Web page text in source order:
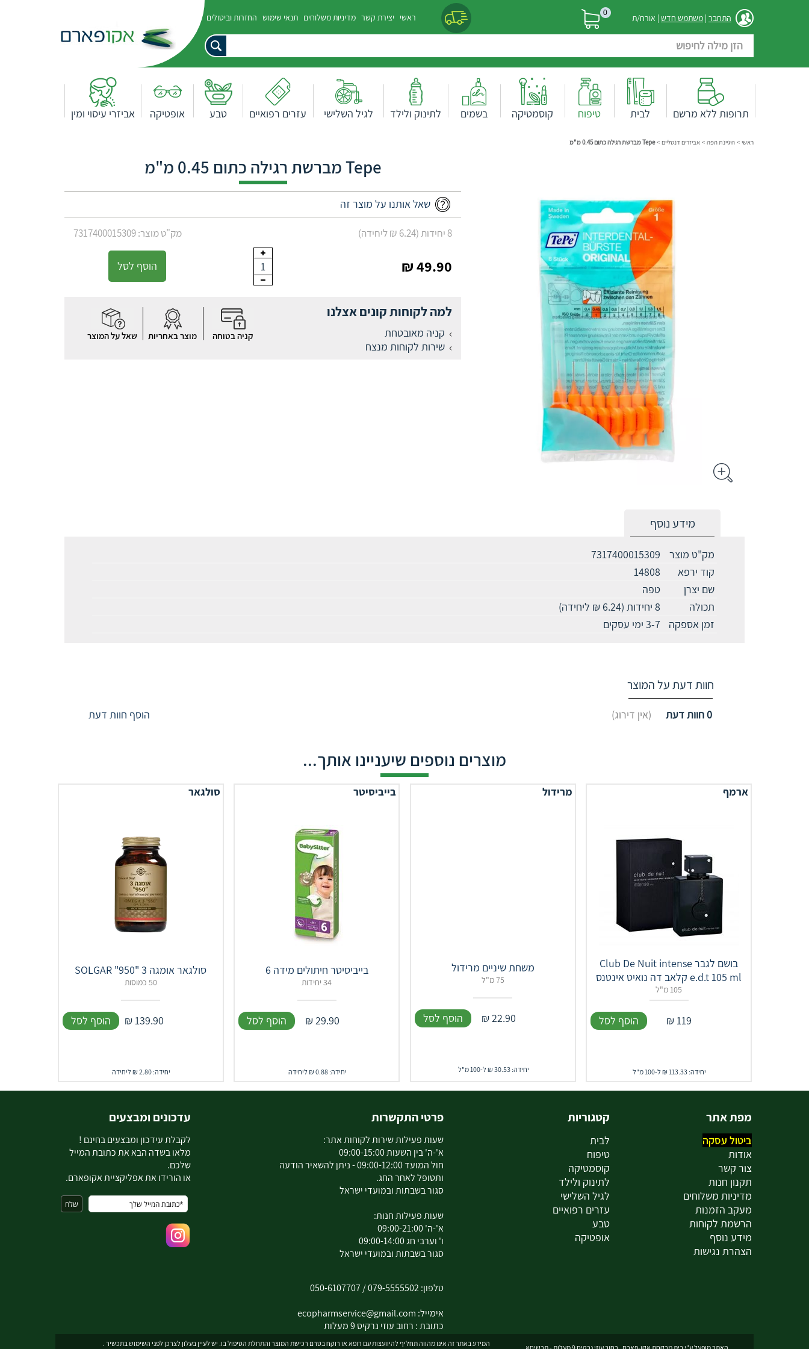
התחבר | משתמש חדש | אורח/ת 0 ראשי יצירת קשר מדיניות משלוחים תנאי שימוש החזרות וביטולים
תרופות ללא מרשם לבית טיפוח קוסמטיקה בשמים לתינוק ולילד לגיל השלישי עזרים רפואיים טבע אופטיקה אביזרי עיסוי ומין
ראשי > היגיינת הפה > אביזרים דנטליים > Tepe מברשת רגילה כתום 0.45 מ"מ
Tepe מברשת רגילה כתום 0.45 מ"מ
שאל אותנו על מוצר זה
8 יחידות (6.24 ₪ ליחידה) מק"ט מוצר: 7317400015309
49.90 ₪
1 הוסף לסל
למה לקוחות קונים אצלנו
קניה מאובטחת
שירות לקוחות מנצח
קניה בטוחה מוצר באחריות שאל על המוצר
מידע נוסף
מק"ט מוצר
7317400015309
קוד ירפא
14808
שם יצרן
טפה
תכולה
8 יחידות (6.24 ₪ ליחידה)
זמן אספקה
3-7 ימי עסקים
חוות דעת על המוצר
0חוות דעת (אין דירוג) הוסף חוות דעת
מוצרים נוספים שיעניינו אותך...
ארמף
בושם לגבר Club De Nuit intense
e.d.t 105 ml קלאב דה נואיט אינטנס
105 מ"ל
119
₪ הוסף לסל
יחידה: 113.33 ₪ ל-100 מ"ל
מרידול
משחת שיניים מרידול
75 מ"ל
22.90
₪ הוסף לסל
יחידה: 30.53 ₪ ל-100 מ"ל
בייביסיטר
בייביסיטר חיתולים מידה 6
34 יחידות
29.90
₪ הוסף לסל
יחידה: 0.88 ₪ ליחידה
סולגאר
סולגאר אומגה 3 "950" SOLGAR
50 כמוסות
139.90
₪ הוסף לסל
יחידה: 2.80 ₪ ליחידה
מפת אתר
ביטול עסקה
אודות
צור קשר
תקנון חנות
מדיניות משלוחים
מעקב הזמנות
הרשמת לקוחות
מידע נוסף
הצהרת נגישות
קטגוריות
לבית
טיפוח
קוסמטיקה
לתינוק ולילד
לגיל השלישי
עזרים רפואיים
טבע
אופטיקה
פרטי התקשרות
שעות פעילות שירות לקוחות אתר:
א'-ה' בין השעות 09:00-15:00
חול המועד 09:00-12:00 - ניתן להשאיר הודעה
ותטופל לאחר החג.
סגור בשבתות ובמועדי ישראל
שעות פעילות חנות:
א'-ה' 09:00-21:00
ו' וערבי חג 09:00-14:00
סגור בשבתות ובמועדי ישראל
טלפון:079-5555502
/
050-6107707
אימייל: ecopharmservice@gmail.com
כתובת : רחוב עוזי נרקיס 9 מעלות
עדכונים ומבצעים
לקבלת עידכון ומבצעים בחינם !
מלאו בשדה הבא את כתובת המייל
שלכם.
או הורידו את אפליקציית אקופארם.
המידע באתר זה אינו מהווה תחליף להיוועצות עם רופא או רוקח בטרם רכישת המוצר והתחלת הטיפול בו. יש לעיין בעלון לצרכן לפני השימוש בתכשיר .